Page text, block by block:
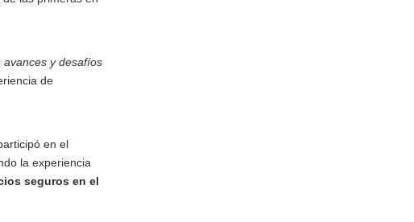
avances y desafíos
de
en el
la experiencia
seguros en el